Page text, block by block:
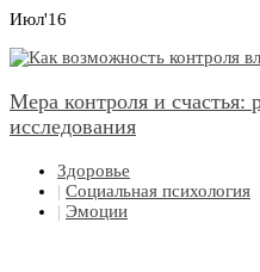
Июл'16
Мера контроля и счастья:
исследования
Здоровье
| Социальная психология
| Эмоции